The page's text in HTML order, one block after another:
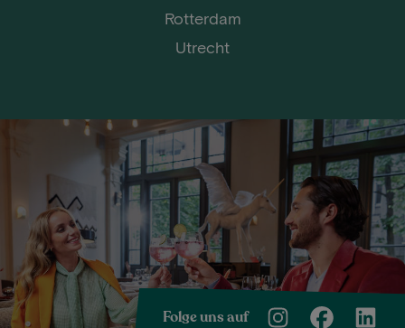
Rotterdam
Utrecht
Folge uns auf